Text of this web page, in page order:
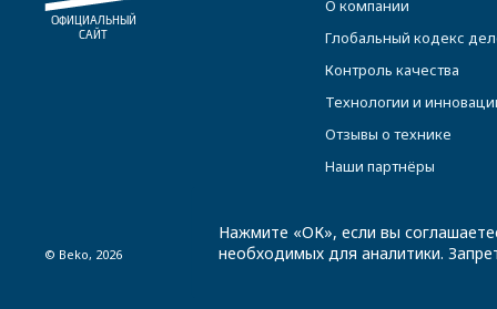
ОФИЦИАЛЬНЫЙ
САЙТ
© Beko, 2026
О компании
Глобальный кодекс
Контроль качества
Технологии и
Отзывы о технике
Наши партнёры
Нажмите «ОК», если вы
необходимых для аналитики.